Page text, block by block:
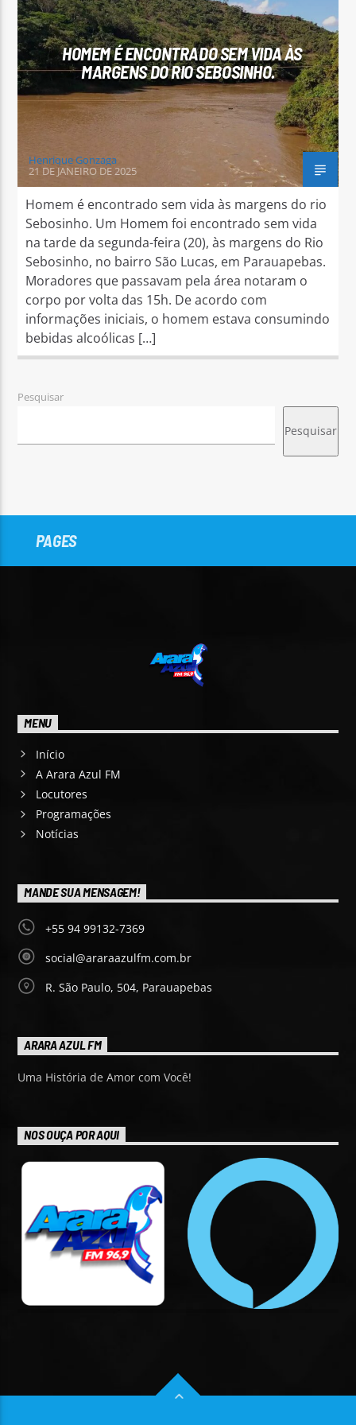
Arara Azul FM
HOMEM É ENCONTRADO SEM VIDA ÀS
MARGENS DO RIO SEBOSINHO.
Henrique Gonzaga
21 DE JANEIRO DE 2025
Homem é encontrado sem vida às margens do rio
Sebosinho. Um Homem foi encontrado sem vida
na tarde da segunda-feira (20), às margens do Rio
Sebosinho, no bairro São Lucas, em Parauapebas.
Moradores que passavam pela área notaram o
corpo por volta das 15h. De acordo com
informações iniciais, o homem estava consumindo
bebidas alcoólicas […]
Pesquisar
Pesquisar
PAGES
MENU
Início
A Arara Azul FM
Locutores
Programações
Notícias
MANDE SUA MENSAGEM!
+55 94 99132-7369
social@araraazulfm.com.br
R. São Paulo, 504, Parauapebas
ARARA AZUL FM
Uma História de Amor com Você!
NOS OUÇA POR AQUI